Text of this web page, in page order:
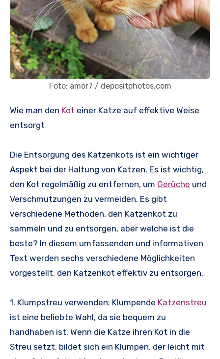
Foto: amor7 / depositphotos.com
Wie man den Kot einer Katze auf effektive Weise
entsorgt
Die Entsorgung des Katzenkots ist ein wichtiger
Aspekt bei der Haltung von Katzen. Es ist wichtig,
den Kot regelmäßig zu entfernen, um Gerüche und
Verschmutzungen zu vermeiden. Es gibt
verschiedene Methoden, den Katzenkot zu
sammeln und zu entsorgen, aber welche ist die
beste? In diesem umfassenden und informativen
Text werden sechs verschiedene Möglichkeiten
vorgestellt, den Katzenkot effektiv zu entsorgen.
1. Klumpstreu verwenden: Klumpende Katzenstreu
ist eine beliebte Wahl, da sie bequem zu
handhaben ist. Wenn die Katze ihren Kot in die
Streu setzt, bildet sich ein Klumpen, der leicht mit